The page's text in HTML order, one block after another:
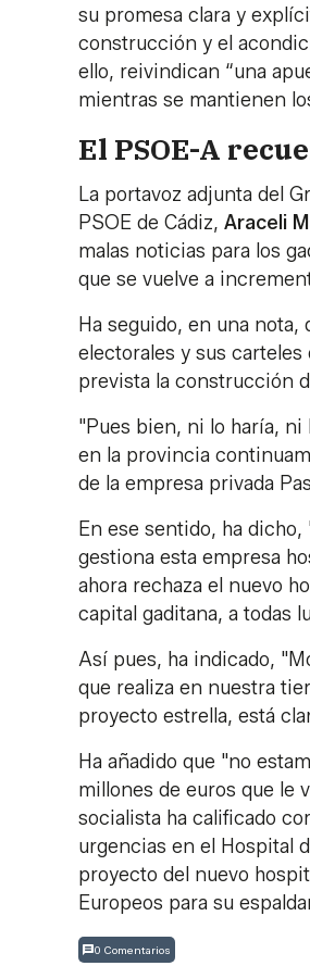
su promesa clara y
construcción y el
ello, reivindican “una
mientras se mantienen
El PSOE-A
La portavoz adjunta del
PSOE de Cádiz, Araceli
malas noticias para los
que se vuelve a
Ha seguido, en una
electorales y sus carteles
prevista la construcción
"Pues bien, ni lo haría, ni
en la provincia
de la empresa privada
En ese sentido, ha
gestiona esta empresa
ahora rechaza el nuevo
capital gaditana, a todas
Así pues, ha indicado,
que realiza en nuestra
proyecto estrella, está
Ha añadido que "no
millones de euros que le
socialista ha calificado
urgencias en el Hospital
proyecto del nuevo
Europeos para su
0 Comentarios